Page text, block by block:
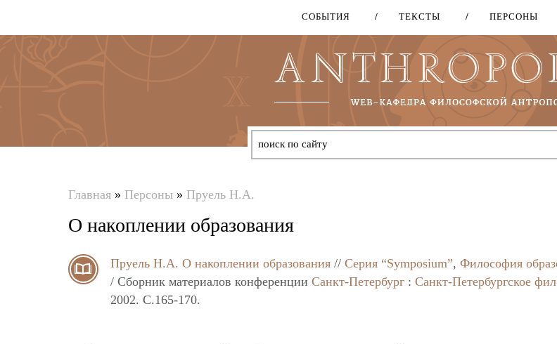
Перейти
основному
содержанию
СОБЫТИЯ ТЕКСТЫ ПЕРСОНЫ
здесь
Главная » Персоны » Пруель Н.А.
О накоплении образования
Пруель Н.А. О накоплении образования // Серия “Symposium”, Философия
/ Сборник материалов конференции Санкт-Петербург : Санкт-Петербургское
2002. C.165-170.